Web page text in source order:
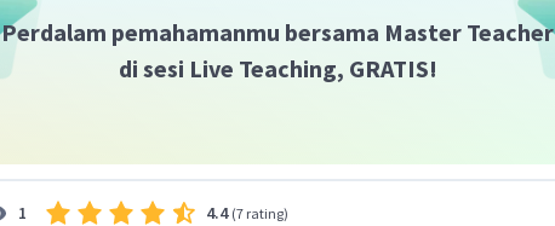
Jadi, penyetaraan reaksi redoks adalah
Perdalam pemahamanmu bersama Master Teacher
di sesi Live Teaching, GRATIS!
1 4.4 (7 rating)